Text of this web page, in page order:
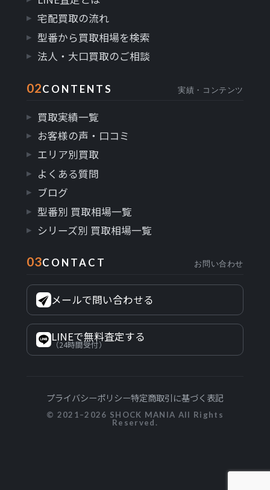
宅配買取の流れ
型番から買取相場を検索
法人・大口買取のご相談
02CONTENTS 実績・コンテンツ
買取実績一覧
お客様の声・口コミ
エリア別買取
よくある質問
ブログ
型番別 買取相場一覧
シリーズ別 買取相場一覧
03CONTACT お問い合わせ
メールで問い合わせる
LINEで無料査定する
（24時間受付）
プライバシーポリシー特定商取引に基づく表記
© 2021–2026 SHOCK MANIA All Rights
Reserved.